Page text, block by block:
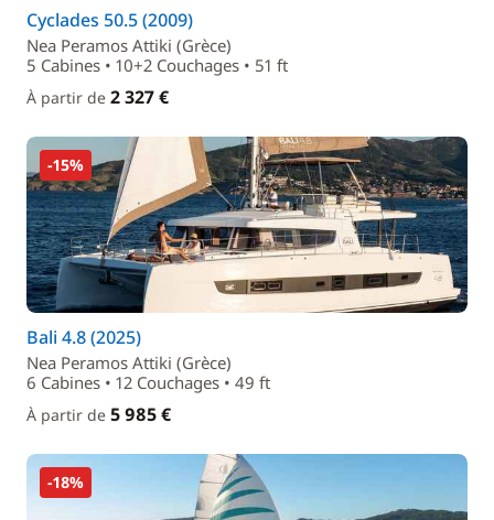
Cyclades 50.5 (2009)
Nea Peramos Attiki (Grèce)
5 Cabines • 10+2 Couchages • 51 ft
À partir de 2 327 €
-15%
Bali 4.8 (2025)
Nea Peramos Attiki (Grèce)
6 Cabines • 12 Couchages • 49 ft
À partir de 5 985 €
-18%